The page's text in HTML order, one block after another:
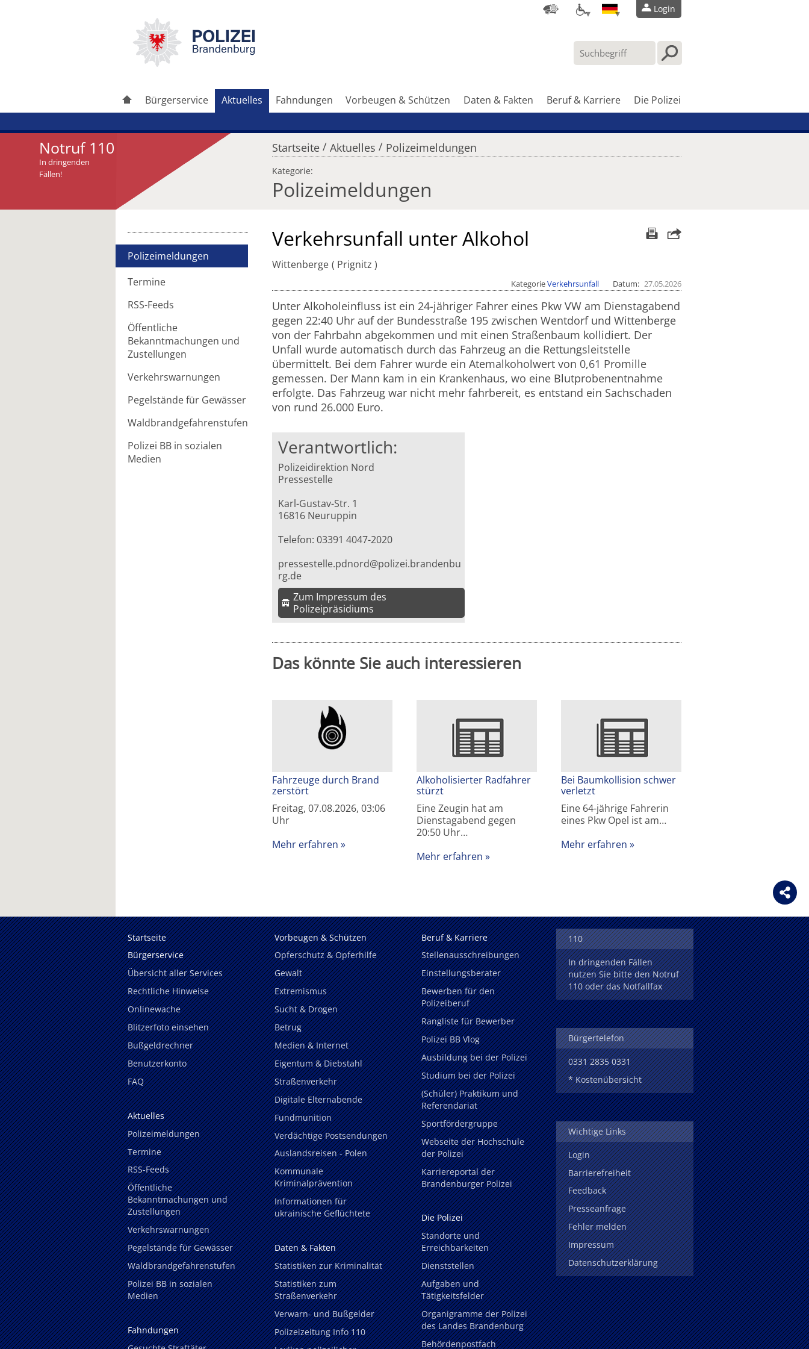
Login
Bürgerservice Aktuelles Fahndungen Vorbeugen & Schützen Daten & Fakten Beruf & Karriere Die Polizei
Notruf 110
In dringenden
Fällen!
Startseite / Aktuelles / Polizeimeldungen
Kategorie:
Polizeimeldungen
Polizeimeldungen
Termine
RSS-Feeds
Öffentliche
Bekanntmachungen und
Zustellungen
Verkehrswarnungen
Pegelstände für Gewässer
Waldbrandgefahrenstufen
Polizei BB in sozialen
Medien
Artikel weiterleiten Verkehrsunfall unter Alkohol
Wittenberge Prignitz
KategorieVerkehrsunfall Datum 27.05.2026
Unter Alkoholeinfluss ist ein 24-jähriger Fahrer eines Pkw VW am Dienstagabend
gegen 22:40 Uhr auf der Bundesstraße 195 zwischen Wentdorf und Wittenberge
von der Fahrbahn abgekommen und mit einen Straßenbaum kollidiert. Der
Unfall wurde automatisch durch das Fahrzeug an die Rettungsleitstelle
übermittelt. Bei dem Fahrer wurde ein Atemalkoholwert von 0,61 Promille
gemessen. Der Mann kam in ein Krankenhaus, wo eine Blutprobenentnahme
erfolgte. Das Fahrzeug war nicht mehr fahrbereit, es entstand ein Sachschaden
von rund 26.000 Euro.
Verantwortlich:
Polizeidirektion Nord
Pressestelle
Karl-Gustav-Str. 1
16816 Neuruppin
Telefon: 03391 4047-2020
pressestelle.pdnord@polizei.brandenbu
rg.de
Zum Impressum des
Polizeipräsidiums
Das könnte Sie auch interessieren
Fahrzeuge durch Brand
zerstört
Freitag, 07.08.2026, 03:06
Uhr
Mehr erfahren
Alkoholisierter Radfahrer
stürzt
Eine Zeugin hat am
Dienstagabend gegen
20:50 Uhr…
Mehr erfahren
Bei Baumkollision schwer
verletzt
Eine 64-jährige Fahrerin
eines Pkw Opel ist am…
Mehr erfahren
Startseite
Bürgerservice
Übersicht aller Services
Rechtliche Hinweise
Onlinewache
Blitzerfoto einsehen
Bußgeldrechner
Benutzerkonto
FAQ
Aktuelles
Polizeimeldungen
Termine
RSS-Feeds
Öffentliche
Bekanntmachungen und
Zustellungen
Verkehrswarnungen
Pegelstände für Gewässer
Waldbrandgefahrenstufen
Polizei BB in sozialen
Medien
Fahndungen
Vorbeugen & Schützen
Opferschutz & Opferhilfe
Gewalt
Extremismus
Sucht & Drogen
Betrug
Medien & Internet
Eigentum & Diebstahl
Straßenverkehr
Digitale Elternabende
Fundmunition
Verdächtige Postsendungen
Auslandsreisen - Polen
Kommunale
Kriminalprävention
Informationen für
ukrainische Geflüchtete
Daten & Fakten
Statistiken zur Kriminalität
Statistiken zum
Straßenverkehr
Verwarn- und Bußgelder
Polizeizeitung Info 110
Beruf & Karriere
Stellenausschreibungen
Einstellungsberater
Bewerben für den
Polizeiberuf
Rangliste für Bewerber
Polizei BB Vlog
Ausbildung bei der Polizei
Studium bei der Polizei
(Schüler) Praktikum und
Referendariat
Sportfördergruppe
Webseite der Hochschule
der Polizei
Karriereportal der
Brandenburger Polizei
Die Polizei
Standorte und
Erreichbarkeiten
Dienststellen
Aufgaben und
Tätigkeitsfelder
Organigramme der Polizei
des Landes Brandenburg
Behördenpostfach
110
In dringenden Fällen
nutzen Sie bitte den Notruf
110 oder das Notfallfax
Bürgertelefon
0331 2835 0331
* Kostenübersicht
Wichtige Links
Login
Barrierefreiheit
Feedback
Presseanfrage
Fehler melden
Impressum
Datenschutzerklärung